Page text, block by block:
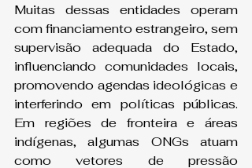
Muitas dessas entidades operam
com financiamento estrangeiro, sem
supervisão adequada do Estado,
influenciando comunidades locais,
promovendo agendas ideológicas e
interferindo em políticas públicas.
Em regiões de fronteira e áreas
indígenas, algumas ONGs atuam
como vetores de pressão